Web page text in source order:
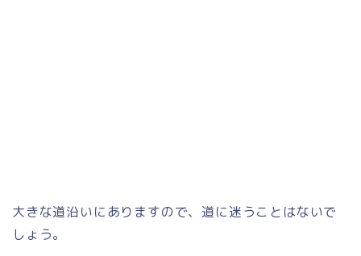
大きな道沿いにありますので、道に迷うことはないで
しょう。